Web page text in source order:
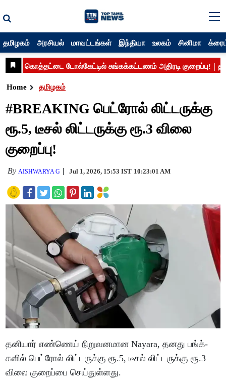
தமிழகம் அரசியல் மாவட்டங்கள் இந்தியா உலகம் சினிமா
Home தமிழகம்
#BREAKING பெட்ரோல் லிட்டருக்கு
ரூ.5, டீசல் லிட்டருக்கு ரூ.3 விலை
குறைப்பு!
By AISHWARYA G Jul 1, 2026, 15:53 IST 10:23:01 AM
தனியார் எண்ணெய் நிறுவனமான Nayara, தனது பங்க்-
களில் பெட்ரோல் லிட்டருக்கு ரூ.5, டீசல் லிட்டருக்கு ரூ.3
விலை குறைப்பை செய்துள்ளது.